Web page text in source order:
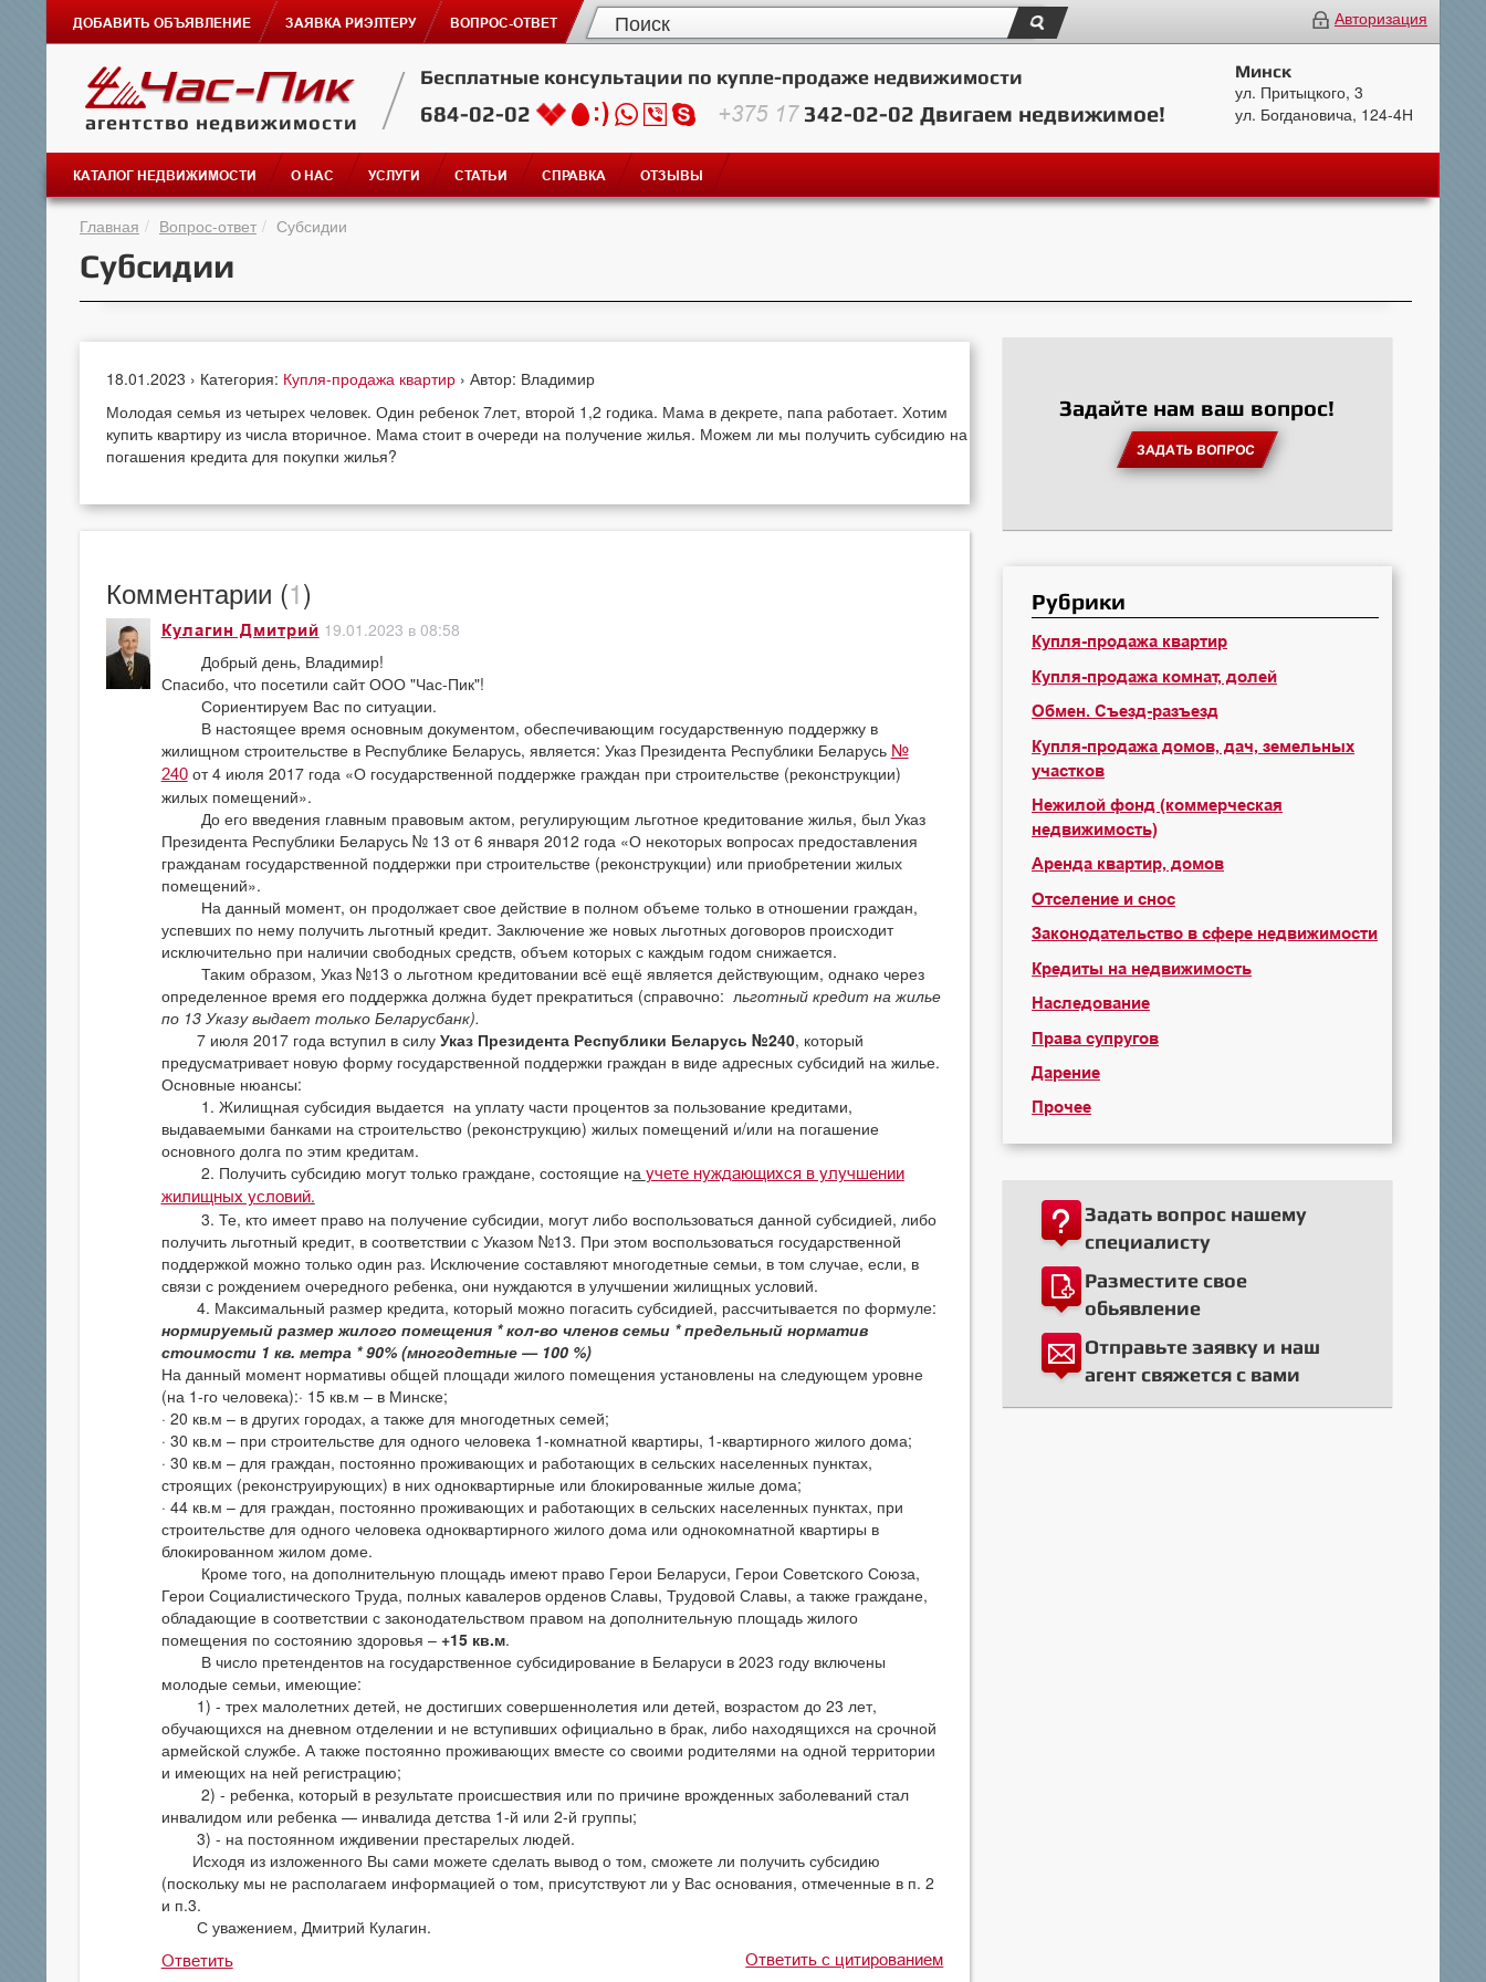
ДОБАВИТЬ ОБЪЯВЛЕНИЕ ЗАЯВКА РИЭЛТЕРУ ВОПРОС-ОТВЕТ Авторизация
агентство недвижимости
Бесплатные консультации по купле-продаже недвижимости
684-02-02 +375 17342-02-02 Двигаем недвижимое!
Минск
ул. Притыцкого, 3
ул. Богдановича, 124-4Н
КАТАЛОГ НЕДВИЖИМОСТИ О НАС УСЛУГИ СТАТЬИ СПРАВКА ОТЗЫВЫ
Главная Вопрос-ответ Субсидии
Субсидии
18.01.2023 › Категория: Купля-продажа квартир › Автор: Владимир
Молодая семья из четырех человек. Один ребенок 7лет, второй 1,2 годика. Мама в декрете, папа работает. Хотим
купить квартиру из числа вторичное. Мама стоит в очереди на получение жилья. Можем ли мы получить субсидию на
погашения кредита для покупки жилья?
Комментарии (1)
Кулагин Дмитрий 19.01.2023 в 08:58
Добрый день, Владимир!
Спасибо, что посетили сайт ООО "Час-Пик"!
Сориентируем Вас по ситуации.
В настоящее время основным документом, обеспечивающим государственную поддержку в
жилищном строительстве в Республике Беларусь, является: Указ Президента Республики Беларусь №
240от 4 июля 2017 года «О государственной поддержке граждан при строительстве (реконструкции)
жилых помещений».
До его введения главным правовым актом, регулирующим льготное кредитование жилья, был Указ
Президента Республики Беларусь № 13 от 6 января 2012 года «О некоторых вопросах предоставления
гражданам государственной поддержки при строительстве (реконструкции) или приобретении жилых
помещений».
На данный момент, он продолжает свое действие в полном объеме только в отношении граждан,
успевших по нему получить льготный кредит. Заключение же новых льготных договоров происходит
исключительно при наличии свободных средств, объем которых с каждым годом снижается.
Таким образом, Указ №13 о льготном кредитовании всё ещё является действующим, однако через
определенное время его поддержка должна будет прекратиться (справочно: льготный кредит на жилье
по 13 Указу выдает только Беларусбанк).
7 июля 2017 года вступил в силу Указ Президента Республики Беларусь №240, который
предусматривает новую форму государственной поддержки граждан в виде адресных субсидий на жилье.
Основные нюансы:
1. Жилищная субсидия выдается на уплату части процентов за пользование кредитами,
выдаваемыми банками на строительство (реконструкцию) жилых помещений и/или на погашение
основного долга по этим кредитам.
2. Получить субсидию могут только граждане, состоящие на учете нуждающихся в улучшении
жилищных условий.
3. Те, кто имеет право на получение субсидии, могут либо воспользоваться данной субсидией, либо
получить льготный кредит, в соответствии с Указом №13. При этом воспользоваться государственной
поддержкой можно только один раз. Исключение составляют многодетные семьи, в том случае, если, в
связи с рождением очередного ребенка, они нуждаются в улучшении жилищных условий.
4. Максимальный размер кредита, который можно погасить субсидией, рассчитывается по формуле:
нормируемый размер жилого помещения * кол-во членов семьи * предельный норматив
стоимости 1 кв. метра * 90% (многодетные — 100 %)
На данный момент нормативы общей площади жилого помещения установлены на следующем уровне
(на 1-го человека):· 15 кв.м – в Минске;
· 20 кв.м – в других городах, а также для многодетных семей;
· 30 кв.м – при строительстве для одного человека 1-комнатной квартиры, 1-квартирного жилого дома;
· 30 кв.м – для граждан, постоянно проживающих и работающих в сельских населенных пунктах,
строящих (реконструирующих) в них одноквартирные или блокированные жилые дома;
· 44 кв.м – для граждан, постоянно проживающих и работающих в сельских населенных пунктах, при
строительстве для одного человека одноквартирного жилого дома или однокомнатной квартиры в
блокированном жилом доме.
Кроме того, на дополнительную площадь имеют право Герои Беларуси, Герои Советского Союза,
Герои Социалистического Труда, полных кавалеров орденов Славы, Трудовой Славы, а также граждане,
обладающие в соответствии с законодательством правом на дополнительную площадь жилого
помещения по состоянию здоровья – +15 кв.м.
В число претендентов на государственное субсидирование в Беларуси в 2023 году включены
молодые семьи, имеющие:
1) - трех малолетних детей, не достигших совершеннолетия или детей, возрастом до 23 лет,
обучающихся на дневном отделении и не вступивших официально в брак, либо находящихся на срочной
армейской службе. А также постоянно проживающих вместе со своими родителями на одной территории
и имеющих на ней регистрацию;
2) - ребенка, который в результате происшествия или по причине врожденных заболеваний стал
инвалидом или ребенка — инвалида детства 1-й или 2-й группы;
3) - на постоянном иждивении престарелых людей.
Исходя из изложенного Вы сами можете сделать вывод о том, сможете ли получить субсидию
(поскольку мы не располагаем информацией о том, присутствуют ли у Вас основания, отмеченные в п. 2
и п.3.
С уважением, Дмитрий Кулагин.
Ответить Ответить с цитированием
Задайте нам ваш вопрос!
ЗАДАТЬ ВОПРОС
Рубрики
Купля-продажа квартир
Купля-продажа комнат, долей
Обмен. Съезд-разъезд
Купля-продажа домов, дач, земельных
участков
Нежилой фонд (коммерческая
недвижимость)
Аренда квартир, домов
Отселение и снос
Законодательство в сфере недвижимости
Кредиты на недвижимость
Наследование
Права супругов
Дарение
Прочее
Задать вопрос нашему
специалисту
Разместите свое
обьявление
Отправьте заявку и наш
агент свяжется с вами